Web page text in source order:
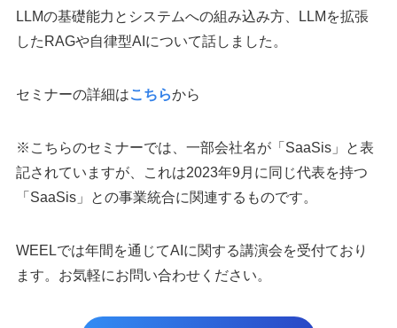
LLMの基礎能力とシステムへの組み込み方、LLMを拡張
したRAGや自律型AIについて話しました。
セミナーの詳細はこちらから
※こちらのセミナーでは、一部会社名が「SaaSis」と表
記されていますが、これは2023年9月に同じ代表を持つ
「SaaSis」との事業統合に関連するものです。
WEELでは年間を通じてAIに関する講演会を受付ており
ます。お気軽にお問い合わせください。